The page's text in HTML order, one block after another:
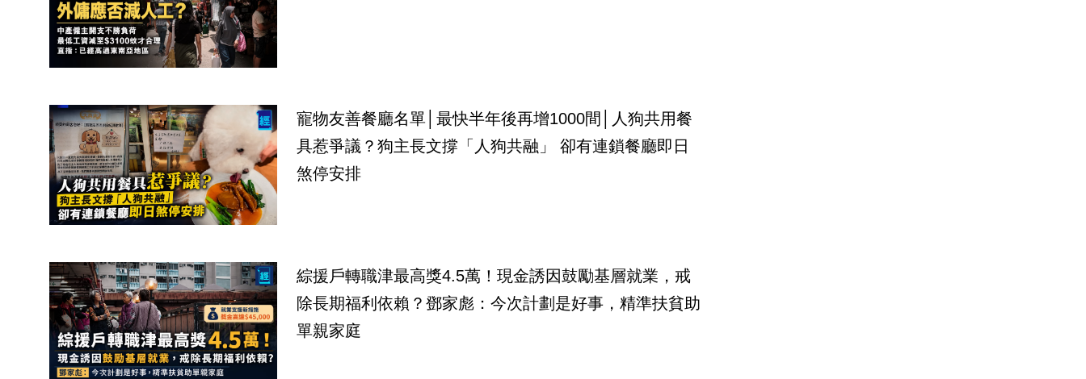
寵物友善餐廳名單│最快半年後再增1000間│人狗共用餐
具惹爭議？狗主長文撐「人狗共融」 卻有連鎖餐廳即日
煞停安排
綜援戶轉職津最高獎4.5萬！現金誘因鼓勵基層就業，戒
除長期福利依賴？鄧家彪：今次計劃是好事，精準扶貧助
單親家庭